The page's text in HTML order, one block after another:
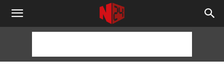
NOTICIAS
HORAS